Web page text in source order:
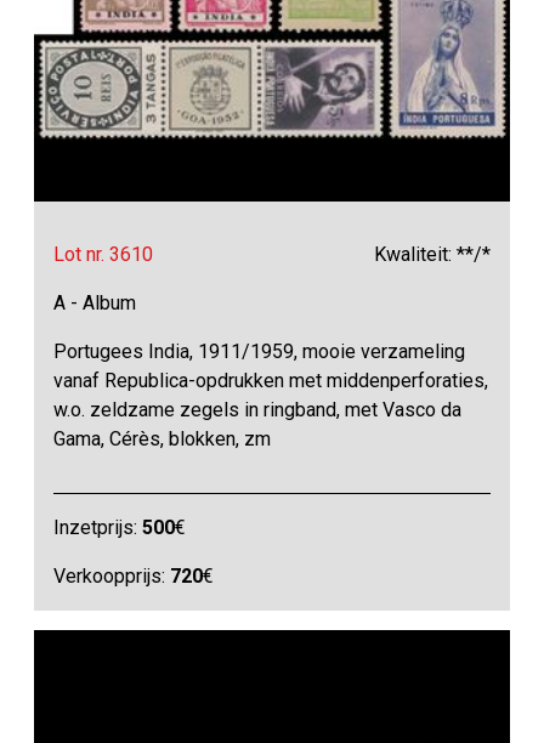
Lot nr. 3610 Kwaliteit: **/*
A - Album
Portugees India, 1911/1959, mooie verzameling
vanaf Republica-opdrukken met middenperforaties,
w.o. zeldzame zegels in ringband, met Vasco da
Gama, Cérès, blokken, zm
Inzetprijs:500€
Verkoopprijs: 720€